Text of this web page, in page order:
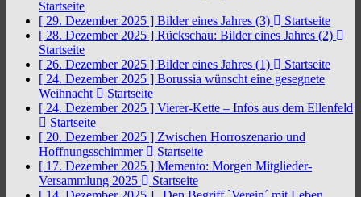
Startseite
[ 29. Dezember 2025 ] Bilder eines Jahres (3)
Startseite
[ 28. Dezember 2025 ] Rückschau: Bilder eines Jahres (2)
Startseite
[ 26. Dezember 2025 ] Bilder eines Jahres (1)
Startseite
[ 24. Dezember 2025 ] Borussia wünscht eine gesegnete
Weihnacht
Startseite
[ 24. Dezember 2025 ] Vierer-Kette – Infos aus dem Ellenfeld
Startseite
[ 20. Dezember 2025 ] Zwischen Horroszenario und
Hoffnungsschimmer
Startseite
[ 17. Dezember 2025 ] Memento: Morgen Mitglieder-
Versammlung 2025
Startseite